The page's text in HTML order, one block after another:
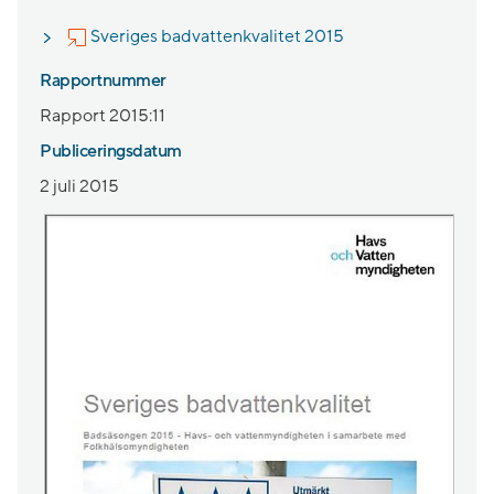
Sveriges badvattenkvalitet 2015
Rapportnummer
Rapport 2015:11
Publiceringsdatum
2 juli 2015